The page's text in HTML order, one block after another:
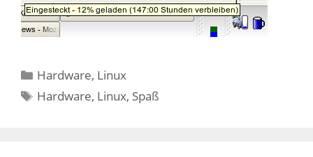
Kategorien
Hardware, Linux
Schlagwörter
Hardware, Linux, Spaß